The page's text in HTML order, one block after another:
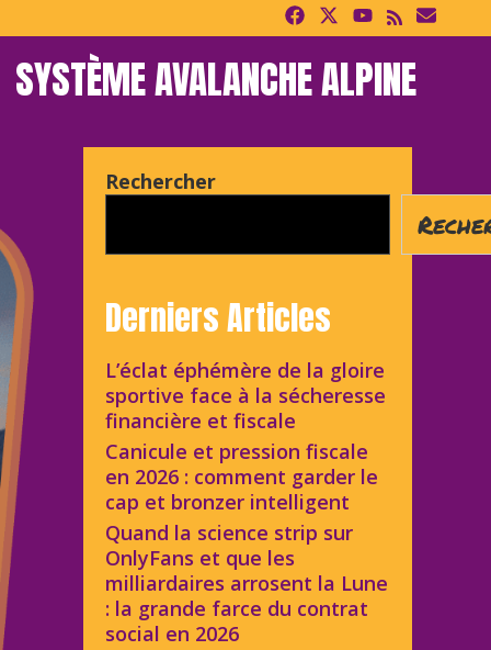
SYSTÈME AVALANCHE ALPINE
Rechercher
Derniers Articles
L’éclat éphémère de la gloire
sportive face à la sécheresse
financière et fiscale
Canicule et pression fiscale
en 2026 : comment garder le
cap et bronzer intelligent
Quand la science strip sur
OnlyFans et que les
milliardaires arrosent la Lune
: la grande farce du contrat
social en 2026